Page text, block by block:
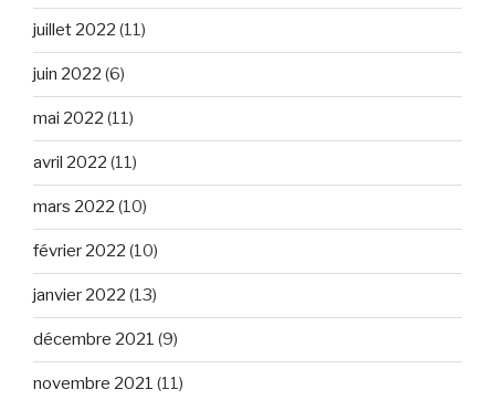
juillet 2022 (11)
juin 2022 (6)
mai 2022 (11)
avril 2022 (11)
mars 2022 (10)
février 2022 (10)
janvier 2022 (13)
décembre 2021 (9)
novembre 2021 (11)